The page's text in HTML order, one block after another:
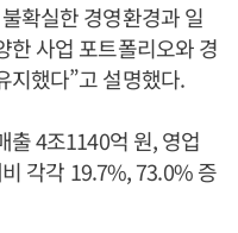
확실한 경영환경과 일
한 사업 포트폴리오와 경
지했다”고 설명했다.
출 4조1140억 원, 영업
각각 19.7%, 73.0% 증